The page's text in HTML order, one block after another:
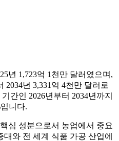
년 1,723억 1천만 달러였으며,
2034년 3,331억 4천만 달러로
간인 2026년부터 2034년까지
니다.
심 성분으로서 농업에서 중요
와 전 세계 식품 가공 산업에